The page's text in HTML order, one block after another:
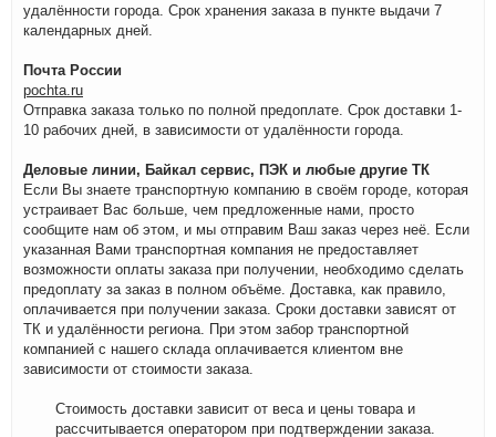
удалённости города. Срок хранения заказа в пункте выдачи 7
календарных дней.
Почта России
pochta.ru
Отправка заказа только по полной предоплате. Срок доставки 1-
10 рабочих дней, в зависимости от удалённости города.
Деловые линии, Байкал сервис, ПЭК и любые другие ТК
Если Вы знаете транспортную компанию в своём городе, которая
устраивает Вас больше, чем предложенные нами, просто
сообщите нам об этом, и мы отправим Ваш заказ через неё. Если
указанная Вами транспортная компания не предоставляет
возможности оплаты заказа при получении, необходимо сделать
предоплату за заказ в полном объёме. Доставка, как правило,
оплачивается при получении заказа. Сроки доставки зависят от
ТК и удалённости региона. При этом забор транспортной
компанией с нашего склада оплачивается клиентом вне
зависимости от стоимости заказа.
Стоимость доставки зависит от веса и цены товара и
рассчитывается оператором при подтверждении заказа.